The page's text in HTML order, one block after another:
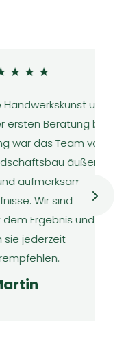
und
bis
Team von
äußerst
auf
sind sehr
und